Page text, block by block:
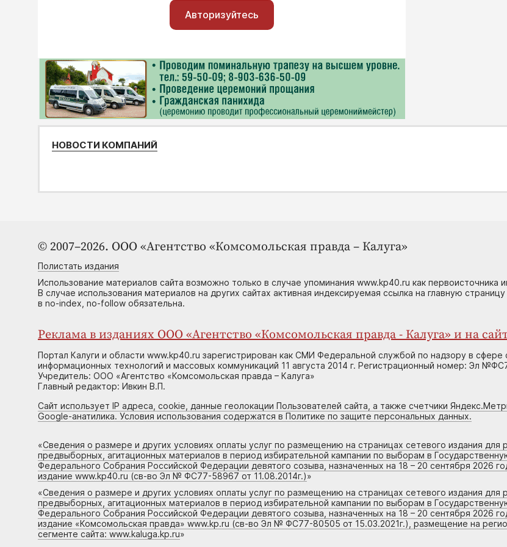
Авторизуйтесь
НОВОСТИ КОМПАНИЙ
© 2007–2026. ООО «Агентство «Комсомольская правда – Калуга»
Полистать издания
Использование материалов сайта возможно только в случае упоминания www.kp40.ru как первоисточника
В случае использования материалов на других сайтах активная индексируемая ссылка на главную
в no-index, no-follow обязательна.
Реклама в изданиях ООО «Агентство «Комсомольская правда - Калуга» и на
Портал Калуги и области www.kp40.ru зарегистрирован как СМИ Федеральной службой по надзору в сфере
информационных технологий и массовых коммуникаций 11 августа 2014 г. Регистрационный номер: Эл
Учредитель: ООО «Агентство «Комсомольская правда – Калуга»
Главный редактор: Ивкин В.П.
Сайт использует IP адреса, cookie, данные геолокации Пользователей сайта, а также счетчики
Google-анатилика. Условия использования содержатся в Политике по защите персональных данных.
«Сведения о размере и других условиях оплаты услуг по размещению на страницах сетевого издания для
предвыборных, агитационных материалов в период избирательной кампании по выборам в
Федерального Собрания Российской Федерации девятого созыва, назначенных на 18 – 20 сентября 2026
издание www.kp40.ru (св-во Эл № ФС77-58967 от 11.08.2014г.)»
«Сведения о размере и других условиях оплаты услуг по размещению на страницах сетевого издания для
предвыборных, агитационных материалов в период избирательной кампании по выборам в
Федерального Собрания Российской Федерации девятого созыва, назначенных на 18 – 20 сентября 2026
издание «Комсомольская правда» www.kp.ru (св-во Эл № ФС77-80505 от 15.03.2021г.), размещение на
сегменте сайта: www.kaluga.kp.ru»